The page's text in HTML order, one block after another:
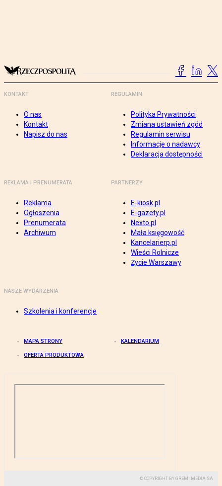
KONTAKT
O nas
Kontakt
Napisz do nas
REGULAMIN
Polityka Prywatności
Zmiana ustawień zgód
Regulamin serwisu
Informacje o nadawcy
Deklaracja dostępności
REKLAMA I PRENUMERATA
Reklama
Ogłoszenia
Prenumerata
Archiwum
PARTNERZY
E-kiosk.pl
E-gazety.pl
Nexto.pl
Mała księgowość
Kancelarierp.pl
Wieści Rolnicze
Życie Warszawy
NASZE WYDARZENIA
Szkolenia i konferencje
MAPA STRONY KALENDARIUM
OFERTA PRODUKTOWA
© COPYRIGHT BY GREMI MEDIA SA